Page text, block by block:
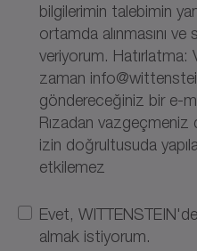
Almanya
Amerika Birleşik Devletleri
Amerika Birleşik
Amerikan Samoası
Angola
bilgilerimin talebimin
ortamda alınmasını ve
veriyorum. Hatırlatma:
zaman
göndereceğiniz bir e-
Rızadan
izin doğrultusuda
etkilemez
Evet,
almak istiyorum.